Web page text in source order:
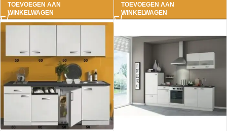
TOEVOEGEN AAN
WINKELWAGEN
TOEVOEGEN AAN
WINKELWAGEN